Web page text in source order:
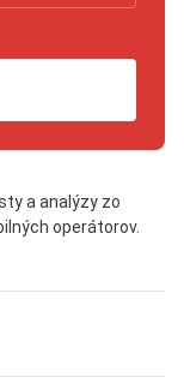
a analýzy zo
operátorov.